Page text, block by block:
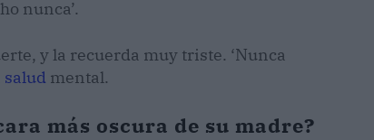
nunca’.
y la recuerda muy triste. ‘Nunca
salud mental.
más oscura de su madre?